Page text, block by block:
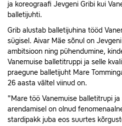
ja koreograafi Jevgeni Gribi kui
balletijuhti.
Grib alustab balletijuhina tööd
sügisel. Aivar Mäe sõnul on
ambitsioon ning pühendumine,
Vanemuise balletitruppi ja selle
praegune balletijuht Mare
26 aasta vältel viinud on.
"Mare töö Vanemuise balletitrupi
arendamisel on olnud
stardipakk juba eos suurtes